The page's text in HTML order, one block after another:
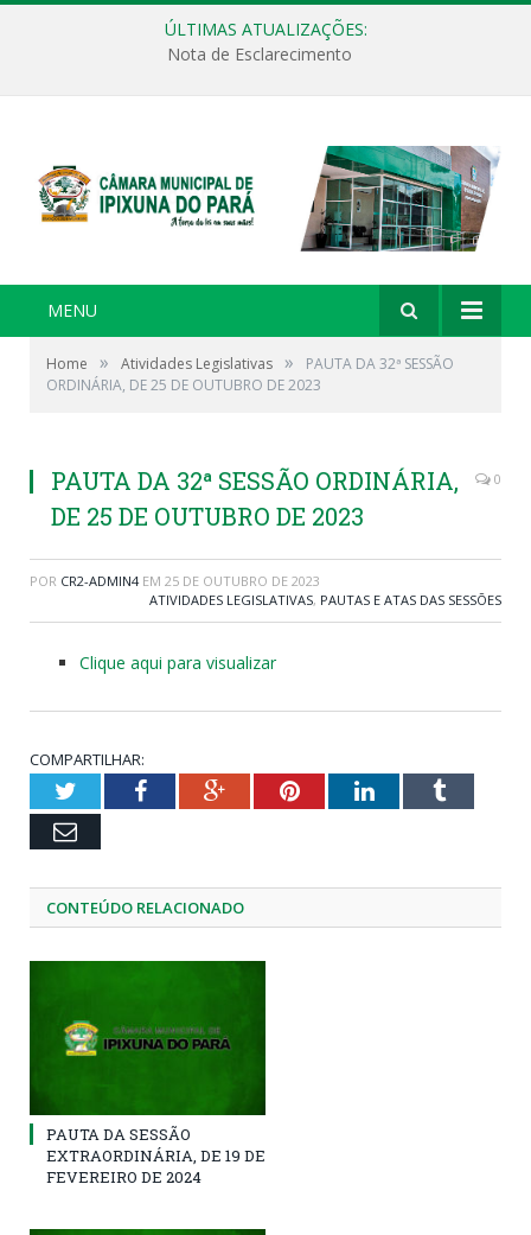
ÚLTIMAS ATUALIZAÇÕES:
Nota de Esclarecimento
MENU
Home » Atividades Legislativas »
PAUTA DA 32ª SESSÃO
ORDINÁRIA, DE 25 DE OUTUBRO DE 2023
PAUTA DA 32ª SESSÃO ORDINÁRIA,
DE 25 DE OUTUBRO DE 2023
0
POR CR2-ADMIN4 EM 25 DE OUTUBRO DE 2023
ATIVIDADES LEGISLATIVAS, PAUTAS E ATAS DAS SESSÕES
Clique aqui para visualizar
COMPARTILHAR:
TwitterFacebookGoogle+PinterestLinkedInTumblr
Email
CONTEÚDO RELACIONADO
PAUTA DA SESSÃO
EXTRAORDINÁRIA, DE 19 DE
FEVEREIRO DE 2024